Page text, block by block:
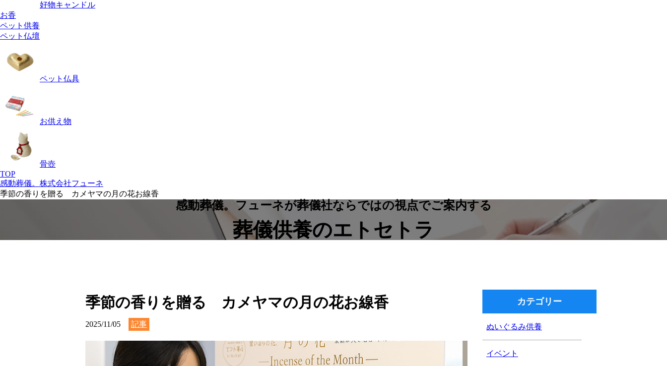
好物キャンドル
お香
ペット供養
ペット仏壇
ペット仏具
お供え物
骨壺
TOP
感動葬儀。株式会社フューネ
季節の香りを贈る カメヤマの月の花お線香
感動葬儀。フューネが葬儀社ならではの視点でご案内する
葬儀供養のエトセトラ
季節の香りを贈る カメヤマの月の花お線香
2025/11/05 記事
カテゴリー
ぬいぐるみ供養
イベント